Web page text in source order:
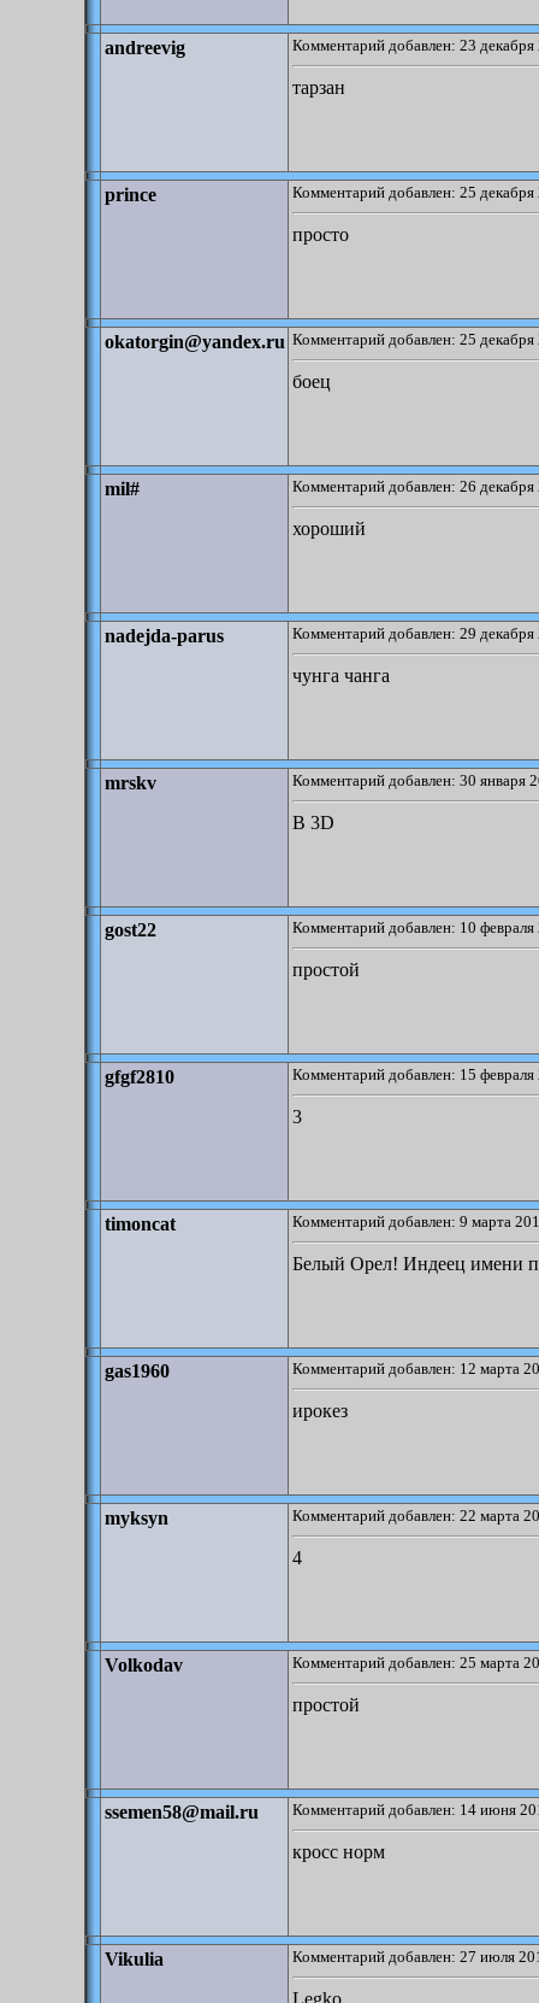
andreevig Комментарий добавлен: 23
тарзан
prince Комментарий добавлен: 25
просто
okatorgin@yandex.ru Комментарий добавлен: 25
боец
mil# Комментарий добавлен: 26
хороший
nadejda-parus Комментарий добавлен: 29
чунга чанга
mrskv Комментарий добавлен: 30 января
В 3D
gost22 Комментарий добавлен: 10
простой
gfgf2810 Комментарий добавлен: 15
3
timoncat Комментарий добавлен: 9 марта
Белый Орел! Индеец имени
gas1960 Комментарий добавлен: 12 марта
ирокез
myksyn Комментарий добавлен: 22 марта
4
Volkodav Комментарий добавлен: 25 марта
простой
ssemen58@mail.ru Комментарий добавлен: 14 июня
кросс норм
Vikulia Комментарий добавлен: 27 июля
Legko